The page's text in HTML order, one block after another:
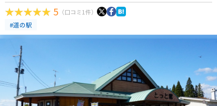
5 （口コミ1件）
#道の駅